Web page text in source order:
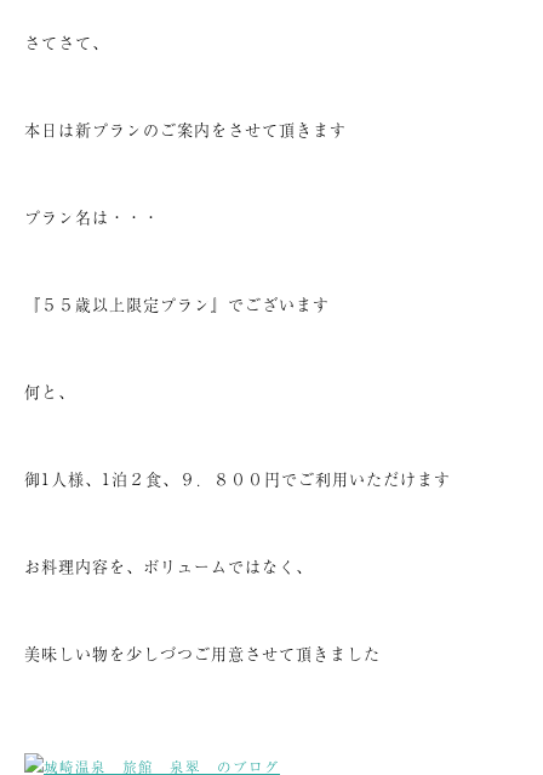
さてさて、
本日は新プランのご案内をさせて頂きます
プラン名は・・・
『５５歳以上限定プラン』でございます
何と、
御1人様、1泊２食、９．８００円でご利用いただけます
お料理内容を、ボリュームではなく、
美味しい物を少しづつご用意させて頂きました